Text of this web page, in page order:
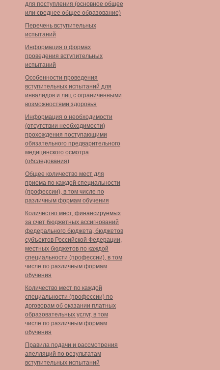
для поступления (основное общее
или среднее общее образование)
Перечень вступительных
испытаний
Информация о формах
проведения вступительных
испытаний
Особенности проведения
вступительных испытаний для
инвалидов и лиц с ограниченными
возможностями здоровья
Информация о необходимости
(отсутствии необходимости)
прохождения поступающими
обязательного предварительного
медицинского осмотра
(обследования)
Общее количество мест для
приема по каждой специальности
(профессии), в том числе по
различным формам обучения
Количество мест, финансируемых
за счет бюджетных ассигнований
федерального бюджета, бюджетов
субъектов Российской Федерации,
местных бюджетов по каждой
специальности (профессии), в том
числе по различным формам
обучения
Количество мест по каждой
специальности (профессии) по
договорам об оказании платных
образовательных услуг, в том
числе по различным формам
обучения
Правила подачи и рассмотрения
апелляций по результатам
вступительных испытаний